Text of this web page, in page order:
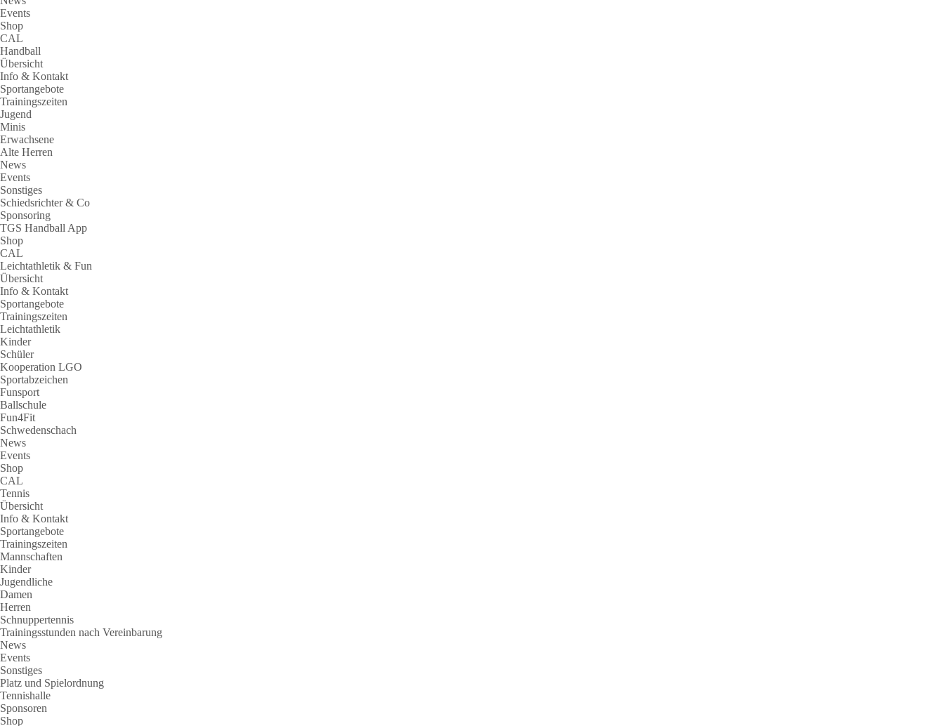
Events
Shop
CAL
Handball
Übersicht
Info & Kontakt
Sportangebote
Trainingszeiten
Jugend
Minis
Erwachsene
Alte Herren
News
Events
Sonstiges
Schiedsrichter & Co
Sponsoring
TGS Handball App
Shop
CAL
Leichtathletik & Fun
Übersicht
Info & Kontakt
Sportangebote
Trainingszeiten
Leichtathletik
Kinder
Schüler
Kooperation LGO
Sportabzeichen
Funsport
Ballschule
Fun4Fit
Schwedenschach
News
Events
Shop
CAL
Tennis
Übersicht
Info & Kontakt
Sportangebote
Trainingszeiten
Mannschaften
Kinder
Jugendliche
Damen
Herren
Schnuppertennis
Trainingsstunden nach Vereinbarung
News
Events
Sonstiges
Platz und Spielordnung
Tennishalle
Sponsoren
Shop